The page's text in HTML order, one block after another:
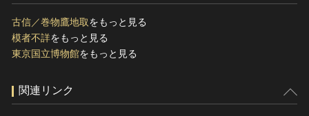
古信／巻物鷹地取 をもっと見る
模者不詳をもっと見る
東京国立博物館をもっと見る
関連リンク